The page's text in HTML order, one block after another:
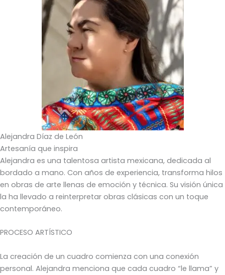
Alejandra Díaz de León
Artesanía que inspira
Alejandra es una talentosa artista mexicana, dedicada al
bordado a mano. Con años de experiencia, transforma hilos
en obras de arte llenas de emoción y técnica. Su visión única
la ha llevado a reinterpretar obras clásicas con un toque
contemporáneo.
PROCESO ARTÍSTICO
La creación de un cuadro comienza con una conexión
personal. Alejandra menciona que cada cuadro “le llama” y